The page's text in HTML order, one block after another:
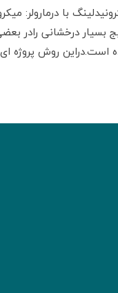
با درمارولر:
بسیار درخشانی رادر